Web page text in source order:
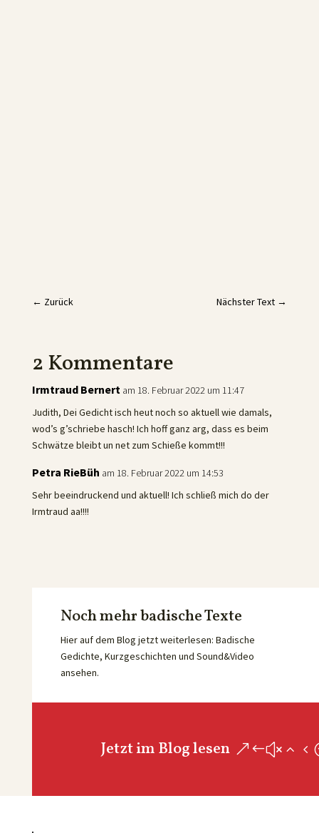
← Zurück Nächster Text →
2 Kommentare
Irmtraud Bernert am 18. Februar 2022 um 11:47
Judith, Dei Gedicht isch heut noch so aktuell wie damals,
wod’s g’schriebe hasch! Ich hoff ganz arg, dass es beim
Schwätze bleibt un net zum Schieße kommt!!!
Petra RieBüh am 18. Februar 2022 um 14:53
Sehr beeindruckend und aktuell! Ich schließ mich do der
Irmtraud aa!!!!
Noch mehr badische Texte
Hier auf dem Blog jetzt weiterlesen: Badische
Gedichte, Kurzgeschichten und Sound&Video
ansehen.
Jetzt im Blog lesen